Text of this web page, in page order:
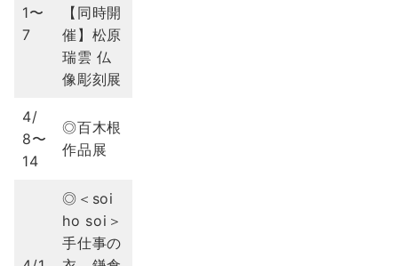
1〜
7
【同時開
催】松原
瑞雲 仏
像彫刻展
4/
8〜
14
◎百木根
作品展
◎＜soi
ho soi＞
手仕事の